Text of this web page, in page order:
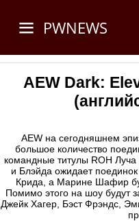
PWNEWS
AEW Dark:
AEW на сегодняшнем
большое количество
командные титулы ROH Луча
и Блэйда ожидает
Крида, а Марине Шафир
Помимо этого на шоу будут
Джейк Хагер, Бэст Фрэндс,